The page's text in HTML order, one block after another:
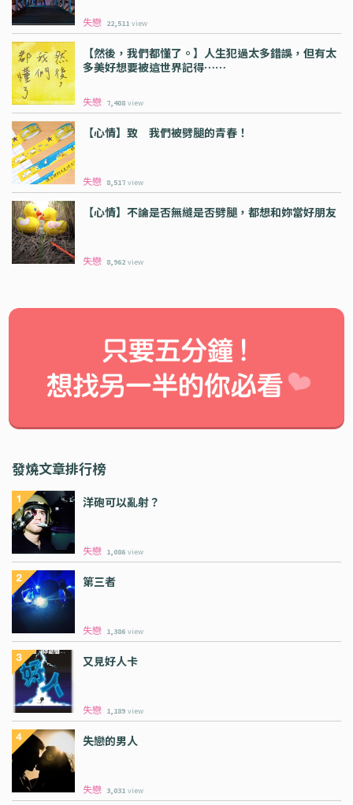
失戀 22,511 view
【然後，我們都懂了。】人生犯過太多錯誤，但有太
多美好想要被這世界記得⋯⋯
失戀 7,408 view
【心情】致 我們被劈腿的青春！
失戀 8,517 view
【心情】不論是否無縫是否劈腿，都想和妳當好朋友
失戀 8,962 view
發燒文章排行榜
洋砲可以亂射？
失戀 1,086 view
第三者
失戀 1,386 view
又見好人卡
失戀 1,189 view
失戀的男人
失戀 3,031 view